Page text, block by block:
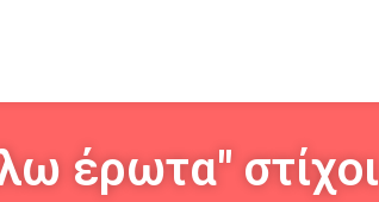
έρωτα" στίχοι